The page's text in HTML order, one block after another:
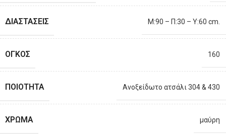
ΔΙΑΣΤΆΣΕΙΣ M:90 – Π:30 – Υ:60 cm.
ΟΓΚΟΣ 160
ΠΟΙΌΤΗΤΑ Ανοξείδωτο ατσάλι 304 & 430
ΧΡΏΜΑ μαύρη